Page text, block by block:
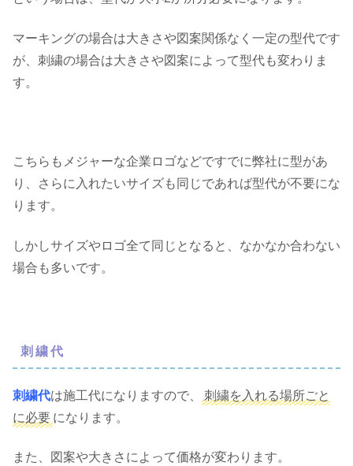
マーキングの場合は大きさや図案関係なく一定の型代です
が、刺繍の場合は大きさや図案によって型代も変わりま
す。
こちらもメジャーな企業ロゴなどですでに弊社に型があ
り、さらに入れたいサイズも同じであれば型代が不要にな
ります。
しかしサイズやロゴ全て同じとなると、なかなか合わない
場合も多いです。
刺繍代
刺繍代は施工代になりますので、
刺繍を入れる場所ごと
に必要 になります。
また、図案や大きさによって価格が変わります。